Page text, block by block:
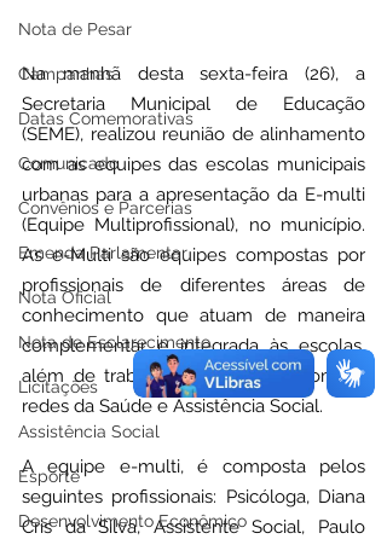
Nota de Pesar
Campanhas
Datas Comemorativas
Comunicado
Convênios e Parcerias
Emenda Parlamentar
Nota Oficial
Nota de Esclarecimento
Licitações
Assistência Social
Esporte
Desenvolvimento Econômico
Na manhã desta sexta-feira (26), a
Secretaria Municipal de Educação
(SEME), realizou reunião de alinhamento
com as equipes das escolas municipais
urbanas para a apresentação da E-multi
(Equipe Multiprofissional), no município.
As e-Multi são equipes compostas por
profissionais de diferentes áreas de
conhecimento que atuam de maneira
complementar e integrada às escolas,
além de trabalhar em parceria com as
redes da Saúde e Assistência Social.
A equipe e-multi, é composta pelos
seguintes profissionais: Psicóloga, Diana
Cris da Silva, Assistente Social, Paulo